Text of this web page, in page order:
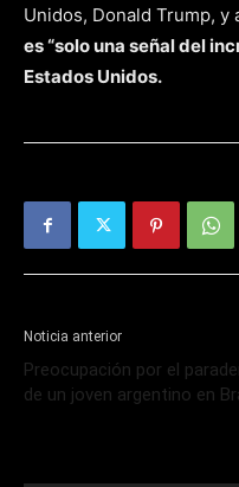
Unidos, Donald Trump, y
es “solo una señal del
Estados Unidos.
Noticia anterior
Preocupación por el
de un joven argentino en